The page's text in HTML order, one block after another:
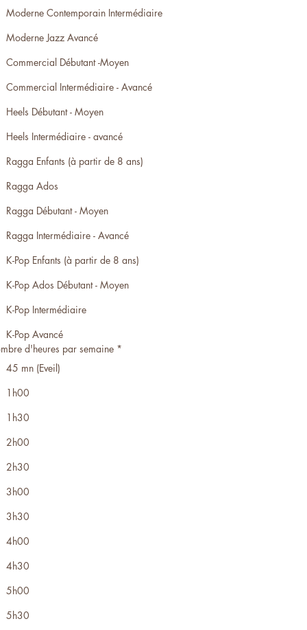
Moderne Contemporain Intermédiaire
Moderne Jazz Avancé
Commercial Débutant -Moyen
Commercial Intermédiaire - Avancé
Heels Débutant - Moyen
Heels Intermédiaire - avancé
Ragga Enfants (à partir de 8 ans)
Ragga Ados
Ragga Débutant - Moyen
Ragga Intermédiaire - Avancé
K-Pop Enfants (à partir de 8 ans)
K-Pop Ados Débutant - Moyen
K-Pop Intermédiaire
K-Pop Avancé
d'heures par semaine *
45 mn (Eveil)
1h00
1h30
2h00
2h30
3h00
3h30
4h00
4h30
5h00
5h30